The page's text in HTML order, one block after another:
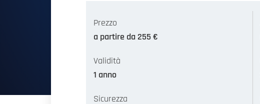
Prezzo
a partire da 255 €
Validità
1 anno
Sicurezza